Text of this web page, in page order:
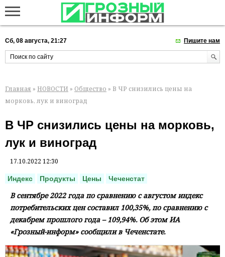
Сб, 08 августа, 21:27 Пишите нам
Главная » НОВОСТИ » Общество » В ЧР снизились цены на
морковь, лук и виноград
В ЧР снизились цены на морковь,
лук и виноград
17.10.2022 12:30
Индекс Продукты Цены Чеченстат
В сентябре 2022 года по сравнению с августом индекс
потребительских цен составил 100,35%, по сравнению с
декабрем прошлого года – 109,94%. Об этом ИА
«Грозный-информ» сообщили в Чеченстате.